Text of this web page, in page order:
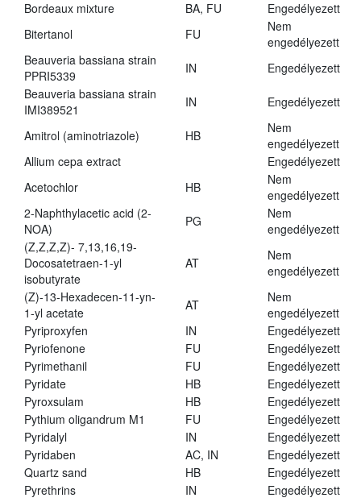
Bordeaux mixture BA, FU
Engedélyezett
Bitertanol
FU
Nem
engedélyezett
Beauveria bassiana strain
PPRI5339
IN
Engedélyezett
Beauveria bassiana strain
IMI389521
IN Engedélyezett
Amitrol (aminotriazole) HB
Nem
engedélyezett
Allium cepa extract
Engedélyezett
Acetochlor
HB
Nem
engedélyezett
2-Naphthylacetic acid (2-
NOA)
PG
Nem
engedélyezett
(Z,Z,Z,Z)- 7,13,16,19-
Docosatetraen-1-yl
isobutyrate
AT
Nem
engedélyezett
(Z)-13-Hexadecen-11-yn-
1-yl acetate
AT
Nem
engedélyezett
Pyriproxyfen
IN
Engedélyezett
Pyriofenone
FU
Engedélyezett
Pyrimethanil
FU
Engedélyezett
Pyridate
HB
Engedélyezett
Pyroxsulam
HB
Engedélyezett
Pythium oligandrum M1
FU
Engedélyezett
Pyridalyl
IN
Engedélyezett
Pyridaben
AC, IN
Engedélyezett
Quartz sand
HB
Engedélyezett
Pyrethrins
IN
Engedélyezett